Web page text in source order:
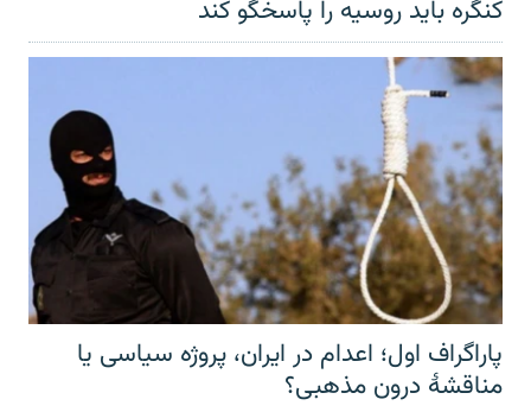
کنگره باید روسیه را پاسخگو کند
پاراگراف اول؛ اعدام در ایران، پروژه سیاسی یا
مناقشهٔ درون مذهبی؟